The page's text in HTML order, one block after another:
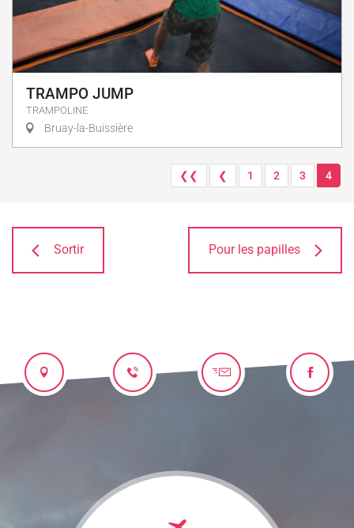
TRAMPO JUMP
TRAMPOLINE
Bruay-la-Buissière
❮❮ ❮ 1 2 3 4
Sortir Pour les papilles